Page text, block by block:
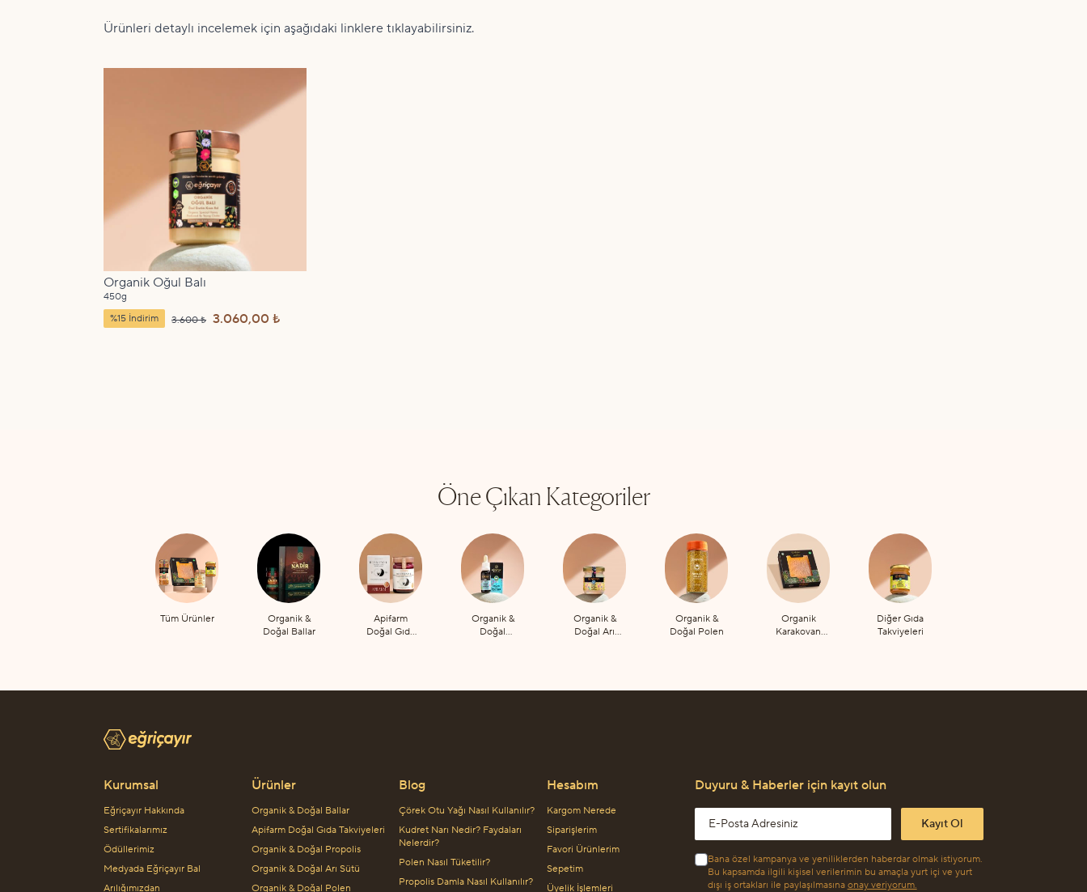
Ürünleri detaylı incelemek için aşağıdaki linklere tıklayabilirsiniz.
Organik Oğul Balı
450g
%15 İndirim
3.600 ₺ 3.060,00 ₺
Öne Çıkan Kategoriler
Tüm Ürünler
Organik &
Doğal Ballar
Apifarm
Doğal Gıda
Organik &
Doğal
Organik &
Doğal Arı
Organik &
Doğal Polen
Organik
Karakovan
Diğer Gıda
Takviyeleri
Kurumsal
Eğriçayır Hakkında
Sertifikalarımız
Ödüllerimiz
Medyada Eğriçayır Bal
Arılığımızdan
Blog
Çörek Otu Yağı Nasıl Kullanılır?
Kudret Narı Nedir? Faydaları
Nelerdir?
Polen Nasıl Tüketilir?
Propolis Damla Nasıl Kullanılır?
Ürünler
Organik & Doğal Ballar
Apifarm Doğal Gıda Takviyeleri
Organik & Doğal Propolis
Organik & Doğal Arı Sütü
Organik & Doğal Polen
Hesabım
Kargom Nerede
Siparişlerim
Favori Ürünlerim
Sepetim
Üyelik İşlemleri
Duyuru & Haberler için kayıt olun
Email address
Kayıt Ol
Bana özel kampanya ve yeniliklerden haberdar olmak istiyorum.
Bu kapsamda ilgili kişisel verilerimin bu amaçla yurt içi ve yurt
dışı iş ortakları ile paylaşılmasına onay veriyorum.